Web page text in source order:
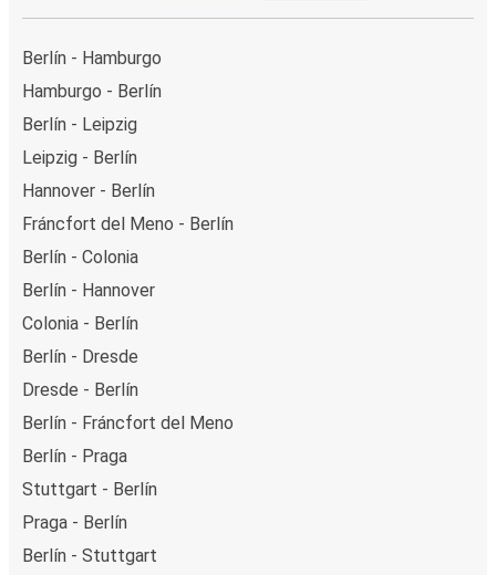
Berlín - Hamburgo
Hamburgo - Berlín
Berlín - Leipzig
Leipzig - Berlín
Hannover - Berlín
Fráncfort del Meno - Berlín
Berlín - Colonia
Berlín - Hannover
Colonia - Berlín
Berlín - Dresde
Dresde - Berlín
Berlín - Fráncfort del Meno
Berlín - Praga
Stuttgart - Berlín
Praga - Berlín
Berlín - Stuttgart